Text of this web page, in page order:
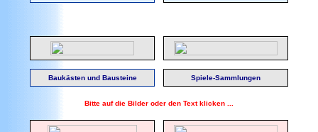
Baukästen und Bausteine Spiele-Sammlungen
Bitte auf die Bilder oder den Text klicken ...